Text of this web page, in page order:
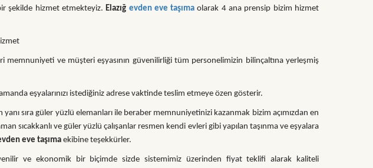
şekilde hizmet etmekteyiz.Elazığ evden eve taşıma olarak 4 ana prensip bizim hizmet
memnuniyeti ve müşteri eşyasının güvenilirliği tüm personelimizin bilinçaltına yerleşmiş
eşyalarınızı istediğiniz adrese vaktinde teslim etmeye özen gösterir.
sıra güler yüzlü elemanları ile beraber memnuniyetinizi kazanmak bizim açımızdan en
sıcakkanlı ve güler yüzlü çalışanlar resmen kendi evleri gibi yapılan taşınma ve eşyalara
eve taşımaekibine teşekkürler.
ve ekonomik bir biçimde sizde sistemimiz üzerinden fiyat teklifi alarak kaliteli